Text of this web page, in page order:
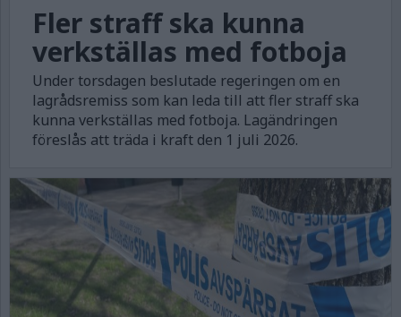
Fler straff ska kunna
verkställas med fotboja
Under torsdagen beslutade regeringen om en
lagrådsremiss som kan leda till att fler straff ska
kunna verkställas med fotboja. Lagändringen
föreslås att träda i kraft den 1 juli 2026.